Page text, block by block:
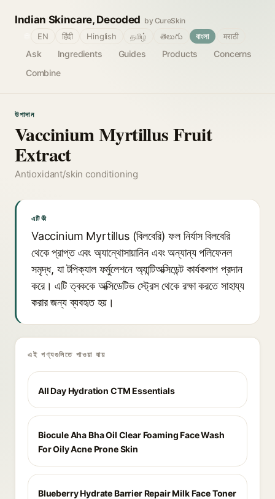
Indian Skincare, Decoded by CureSkin
Ask Ingredients Guides Products
Concerns
Combine
EN हिंदी Hinglish தமிழ் తెలుగు বাংলা मराठी
উপাদান
Vaccinium Myrtillus Fruit
Extract
Antioxidant/skin conditioning
এটি কী
Vaccinium Myrtillus (বিলবেরি) ফল নির্যাস বিলবেরি
থেকে প্রাপ্ত এবং অ্যান্থোসায়ানিন এবং অন্যান্য পলিফেনল
সমৃদ্ধ, যা টপিক্যাল ফর্মুলেশনে অ্যান্টিঅক্সিডেন্ট কার্যকলাপ প্রদান
করে। এটি ত্বককে অক্সিডেটিভ স্ট্রেস থেকে রক্ষা করতে সাহায্য
করার জন্য ব্যবহৃত হয়।
এই পণ্যগুলিতে পাওয়া যায়
All Day Hydration CTM Essentials
Biocule Aha Bha Oil Clear Foaming Face Wash
For Oily Acne Prone Skin
Blueberry Hydrate Barrier Repair Milk Face Toner